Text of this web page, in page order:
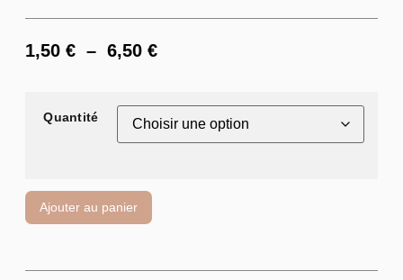
1,50 € – 6,50 €
Quantité
Ajouter au panier